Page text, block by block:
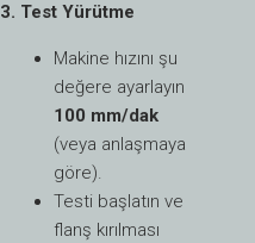
3. Test Yürütme
Makine hızını şu
değere ayarlayın
100 mm/dak
(veya anlaşmaya
göre).
Testi başlatın ve
flanş kırılması